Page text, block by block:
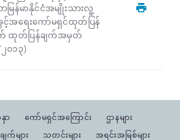
မြန်မာနိုင်ငံအမျိုးသားလူ့
င့်အရေးကော်မရှင်ထုတ်ပြန်
က် ထုတ်ပြန်ချက်အမှတ်
၀၁၃)
ာ ကော်မရှင်အကြောင်း
ဌာနများ
က်များ
သတင်းများ အရင်းအမြစ်များ